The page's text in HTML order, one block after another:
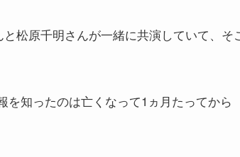
松原千明さんが一緒に共演していて、そ
知ったのは亡くなって1ヵ月たってから